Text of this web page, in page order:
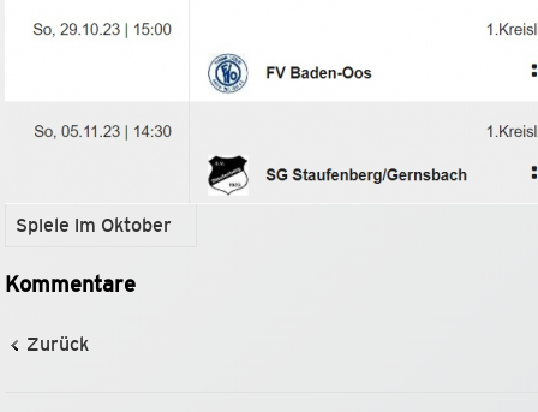
Spiele im Oktober
Kommentare
Zurück